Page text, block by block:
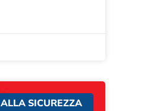
SICUREZZA